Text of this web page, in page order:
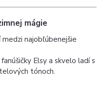
mágie
najobľúbenejšie
Elsy a skvelo ladí s
tónoch.